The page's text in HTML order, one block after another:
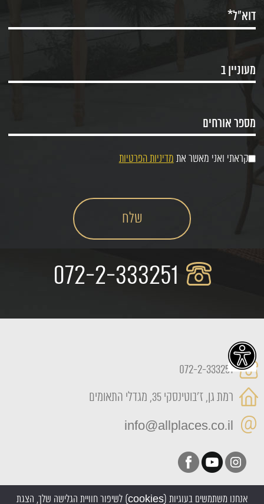
קראתי ואני מאשר את מדיניות הפרטיות
072-2-333251
רמת גן, ז'בוטינסקי 35, מגדלי התאומים
info@allplaces.co.il
אנחנו משתמשים בעוגיות (cookies) לשיפור חוויית הגלישה שלך, הצגת